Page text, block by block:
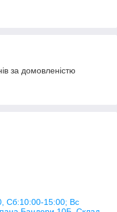
за домовленістю
Сб:10:00-15:00; Вс